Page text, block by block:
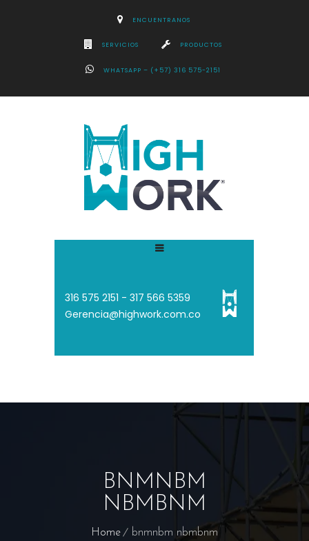
ENCUENTRANOS
SERVICIOS PRODUCTOS
WHATSAPP – (+57) 316 575-2151
316 575 2151 - 317 566 5359
Gerencia@highwork.com.co
BNMNBM
NBMBNM
Home bnmnbm nbmbnm